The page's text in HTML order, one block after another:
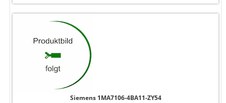
Siemens 1MA7106-4BA11-ZY54